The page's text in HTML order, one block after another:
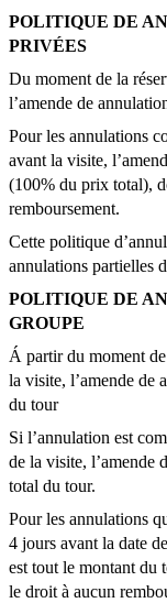
POLITIQUE DE
PRIVÉES
Du moment de la
l’amende de
Pour les annulations
avant la visite,
(100% du prix total),
remboursement.
Cette politique
annulations partielles
POLITIQUE DE
GROUPE
Á partir du moment
la visite, l’amende de
du tour
Si l’annulation est
de la visite, l’amende
total du tour.
Pour les annulations
4 jours avant la date
est tout le montant du
le droit à aucun